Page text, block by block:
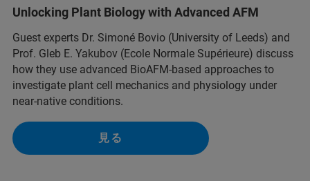
Unlocking Plant Biology with Advanced AFM
Guest experts Dr. Simoné Bovio (University of Leeds) and
Prof. Gleb E. Yakubov (Ecole Normale Supérieure) discuss
how they use advanced BioAFM-based approaches to
investigate plant cell mechanics and physiology under
near-native conditions.
見る